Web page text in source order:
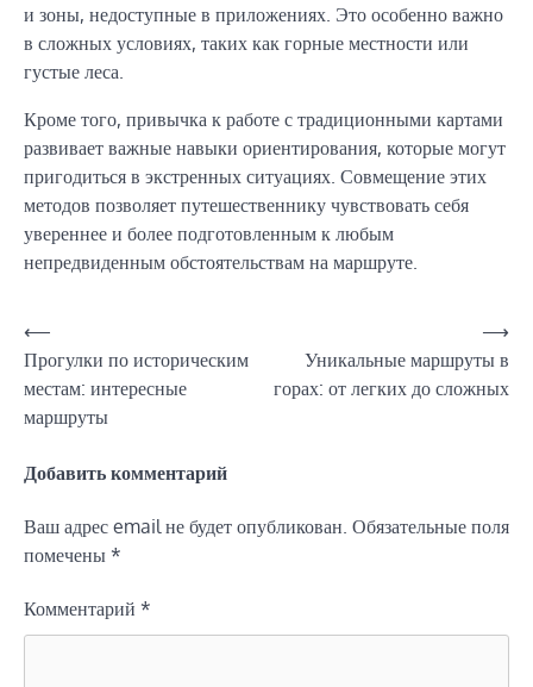
и зоны, недоступные в приложениях. Это особенно важно
в сложных условиях, таких как горные местности или
густые леса.
Кроме того, привычка к работе с традиционными картами
развивает важные навыки ориентирования, которые могут
пригодиться в экстренных ситуациях. Совмещение этих
методов позволяет путешественнику чувствовать себя
увереннее и более подготовленным к любым
непредвиденным обстоятельствам на маршруте.
Навигация
по
записям
⟵
Прогулки по историческим
местам: интересные
маршруты
Уникальные маршруты в
горах: от легких до сложных
⟶
Добавить комментарий
Ваш адрес email не будет опубликован. Обязательные поля
помечены *
Комментарий *